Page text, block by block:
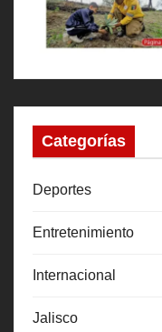
Categorías
Deportes
Entretenimiento
Internacional
Jalisco